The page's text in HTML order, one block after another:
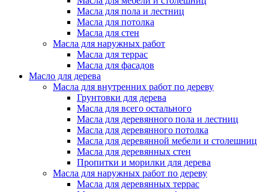
Масла для пола и лестниц
Масла для потолка
Масла для стен
Масла для наружных работ
Масла для террас
Масла для фасадов
Масло для дерева
Масла для внутренних работ по дереву
Грунтовки для дерева
Масла для всего остального
Масла для деревянного пола и лестниц
Масла для деревянного потолка
Масла для деревянной мебели и столешниц
Масла для деревянных стен
Пропитки и морилки для дерева
Масла для наружных работ по дереву
Масла для деревянных террас